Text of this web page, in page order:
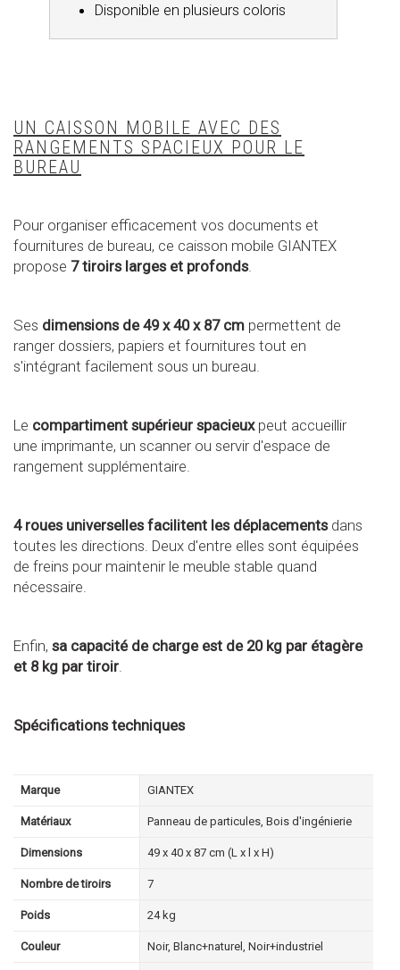
Disponible en plusieurs coloris
UN CAISSON MOBILE AVEC DES
RANGEMENTS SPACIEUX POUR LE
BUREAU
Pour organiser efficacement vos documents et
fournitures de bureau, ce caisson mobile GIANTEX
propose 7 tiroirs larges et profonds.
Ses dimensions de 49 x 40 x 87 cm permettent de
ranger dossiers, papiers et fournitures tout en
s'intégrant facilement sous un bureau.
Le compartiment supérieur spacieuxpeut accueillir
une imprimante, un scanner ou servir d'espace de
rangement supplémentaire.
4 roues universelles facilitent les déplacementsdans
toutes les directions. Deux d'entre elles sont équipées
de freins pour maintenir le meuble stable quand
nécessaire.
Enfin, sa capacité de charge est de 20 kg par étagère
et 8 kg par tiroir.
Spécifications techniques
Marque GIANTEX
Matériaux Panneau de particules, Bois d'ingénierie
Dimensions 49 x 40 x 87 cm (L x l x H)
Nombre de tiroirs 7
Poids 24 kg
Couleur Noir, Blanc+naturel, Noir+industriel